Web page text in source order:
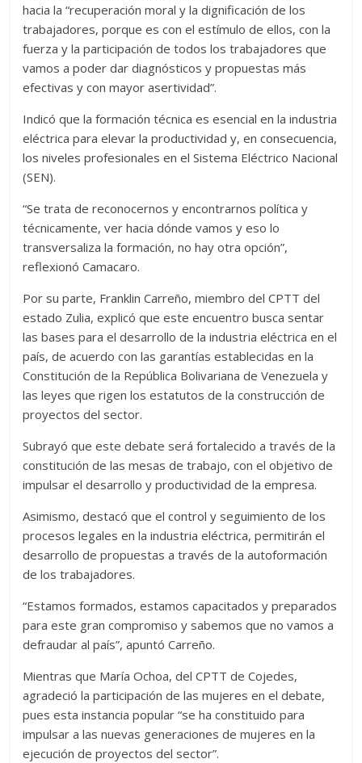
hacia la “recuperación moral y la dignificación de los
trabajadores, porque es con el estímulo de ellos, con la
fuerza y la participación de todos los trabajadores que
vamos a poder dar diagnósticos y propuestas más
efectivas y con mayor asertividad”.
Indicó que la formación técnica es esencial en la industria
eléctrica para elevar la productividad y, en consecuencia,
los niveles profesionales en el Sistema Eléctrico Nacional
(SEN).
“Se trata de reconocernos y encontrarnos política y
técnicamente, ver hacia dónde vamos y eso lo
transversaliza la formación, no hay otra opción”,
reflexionó Camacaro.
Por su parte, Franklin Carreño, miembro del CPTT del
estado Zulia, explicó que este encuentro busca sentar
las bases para el desarrollo de la industria eléctrica en el
país, de acuerdo con las garantías establecidas en la
Constitución de la República Bolivariana de Venezuela y
las leyes que rigen los estatutos de la construcción de
proyectos del sector.
Subrayó que este debate será fortalecido a través de la
constitución de las mesas de trabajo, con el objetivo de
impulsar el desarrollo y productividad de la empresa.
Asimismo, destacó que el control y seguimiento de los
procesos legales en la industria eléctrica, permitirán el
desarrollo de propuestas a través de la autoformación
de los trabajadores.
“Estamos formados, estamos capacitados y preparados
para este gran compromiso y sabemos que no vamos a
defraudar al país”, apuntó Carreño.
Mientras que María Ochoa, del CPTT de Cojedes,
agradeció la participación de las mujeres en el debate,
pues esta instancia popular “se ha constituido para
impulsar a las nuevas generaciones de mujeres en la
ejecución de proyectos del sector”.